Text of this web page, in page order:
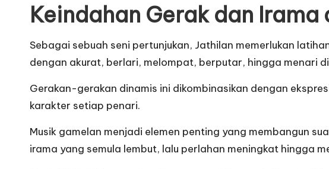
Keindahan Gerak dan
Sebagai sebuah seni pertunjukan, Jathilan memerlukan
dengan akurat, berlari, melompat, berputar, hingga menari
Gerakan-gerakan dinamis ini dikombinasikan dengan
karakter setiap penari.
Musik gamelan menjadi elemen penting yang membangun
irama yang semula lembut, lalu perlahan meningkat hingga